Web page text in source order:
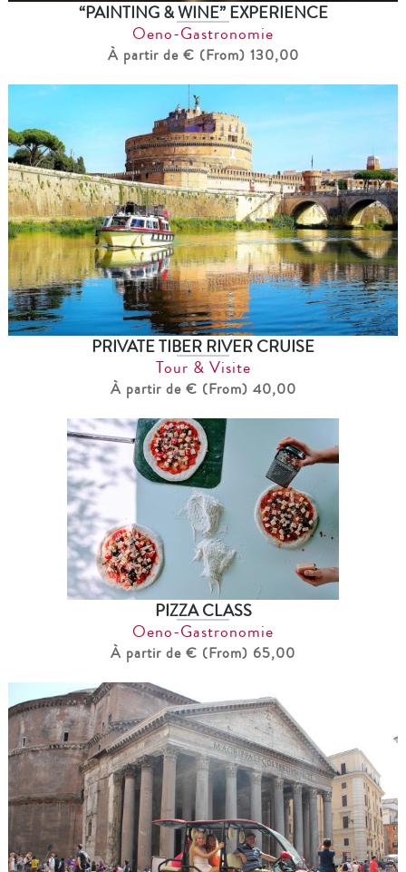
“PAINTING & WINE” EXPERIENCE
Oeno-Gastronomie
À partir de € (From) 130,00
PRIVATE TIBER RIVER CRUISE
Tour & Visite
À partir de € (From) 40,00
PIZZA CLASS
Oeno-Gastronomie
À partir de € (From) 65,00